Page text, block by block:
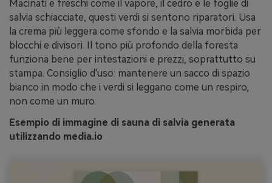
Macinati e freschi come il vapore, il cedro e le foglie di
salvia schiacciate, questi verdi si sentono riparatori. Usa
la crema più leggera come sfondo e la salvia morbida per
blocchi e divisori. Il tono più profondo della foresta
funziona bene per intestazioni e prezzi, soprattutto su
stampa. Consiglio d'uso: mantenere un sacco di spazio
bianco in modo che i verdi si leggano come un respiro,
non come un muro.
Esempio di immagine di sauna di salvia generata
utilizzando media.io